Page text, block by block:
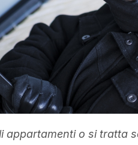
appartamenti o si tratta